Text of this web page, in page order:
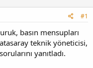
#1
basın mensupları
teknik yöneticisi,
yanıtladı.